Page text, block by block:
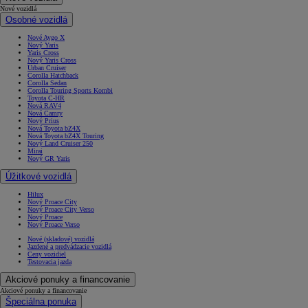
Nové vozidlá
Osobné vozidlá
Nové Aygo X
Nový Yaris
Yaris Cross
Nový Yaris Cross
Urban Cruiser
Corolla Hatchback
Corolla Sedan
Corolla Touring Sports Kombi
Toyota C-HR
Nová RAV4
Nová Camry
Nový Prius
Nová Toyota bZ4X
Nová Toyota bZ4X Touring
Nový Land Cruiser 250
Mirai
Nový GR Yaris
Úžitkové vozidlá
Hilux
Nový Proace City
Nový Proace City Verso
Nový Proace
Nový Proace Verso
Nové (skladové) vozidlá
Jazdené a predvádzacie vozidlá
Ceny vozidiel
Testovacia jazda
Akciové ponuky a financovanie
Akciové ponuky a financovanie
Špeciálna ponuka